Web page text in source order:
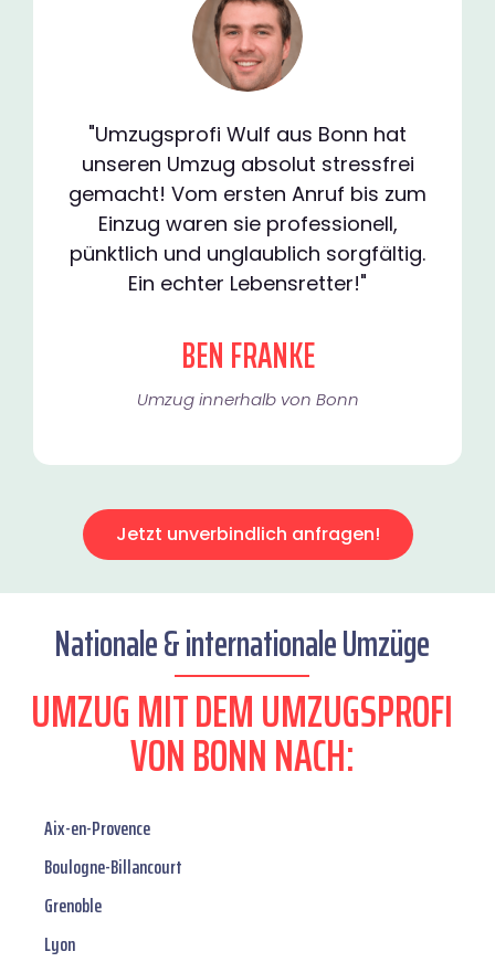
"Umzugsprofi Wulf aus Bonn hat
unseren Umzug absolut stressfrei
gemacht! Vom ersten Anruf bis zum
Einzug waren sie professionell,
pünktlich und unglaublich sorgfältig.
Ein echter Lebensretter!"
BEN FRANKE
Umzug innerhalb von Bonn​
Jetzt unverbindlich anfragen!
Nationale & internationale Umzüge
UMZUG MIT DEM UMZUGSPROFI
VON BONN NACH:
Aix-en-Provence
Boulogne-Billancourt
Grenoble
Lyon